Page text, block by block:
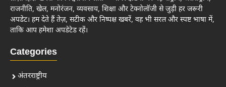
राजनीति, खेल, मनोरंजन, व्यवसाय, शिक्षा और टेक्नोलॉजी से जुड़ी हर जरूरी
अपडेट। हम देते हैं तेज़, सटीक और निष्पक्ष खबरें, वह भी सरल और स्पष्ट भाषा में,
ताकि आप हमेशा अपडेटेड रहें।
Categories
अंतरराष्ट्रीय